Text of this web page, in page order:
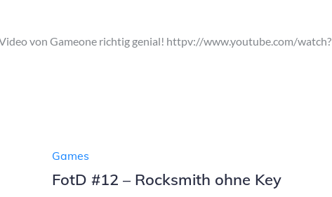
von Gameone richtig genial! httpv://www.youtube.com/watch?
Games
FotD #12 – Rocksmith ohne Key